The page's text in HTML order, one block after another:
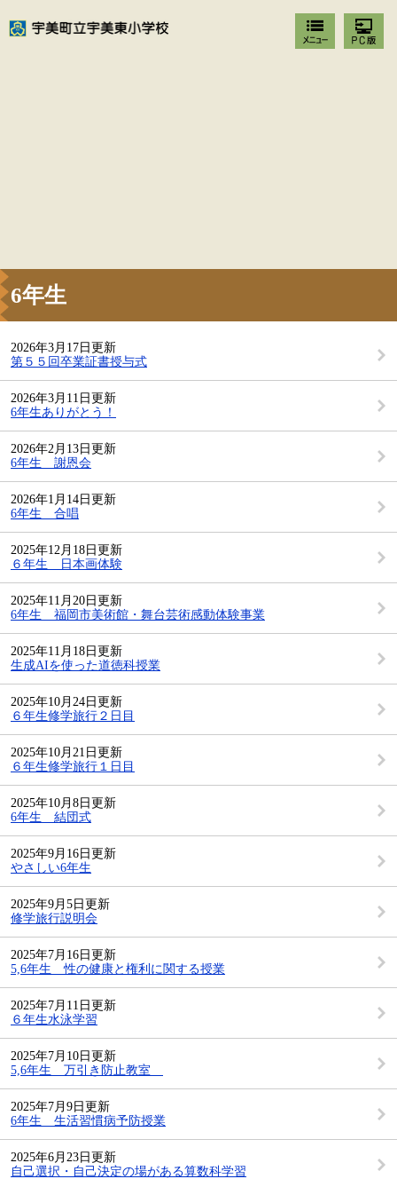
6年生
2026年3月17日更新
第５５回卒業証書授与式
2026年3月11日更新
6年生ありがとう！
2026年2月13日更新
6年生 謝恩会
2026年1月14日更新
6年生 合唱
2025年12月18日更新
６年生 日本画体験
2025年11月20日更新
6年生 福岡市美術館・舞台芸術感動体験事業
2025年11月18日更新
生成AIを使った道徳科授業
2025年10月24日更新
６年生修学旅行２日目
2025年10月21日更新
６年生修学旅行１日目
2025年10月8日更新
6年生 結団式
2025年9月16日更新
やさしい6年生
2025年9月5日更新
修学旅行説明会
2025年7月16日更新
5,6年生 性の健康と権利に関する授業
2025年7月11日更新
６年生水泳学習
2025年7月10日更新
5,6年生 万引き防止教室
2025年7月9日更新
6年生 生活習慣病予防授業
2025年6月23日更新
自己選択・自己決定の場がある算数科学習